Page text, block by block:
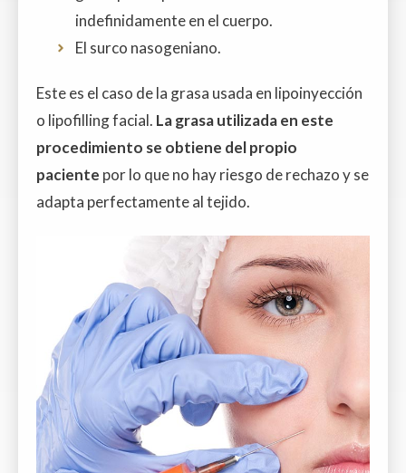
indefinidamente en el cuerpo.
El surco nasogeniano.
Este es el caso de la grasa usada en lipoinyección
o lipofilling facial. La grasa utilizada en este
procedimiento se obtiene del propio
paciente por lo que no hay riesgo de rechazo y se
adapta perfectamente al tejido.